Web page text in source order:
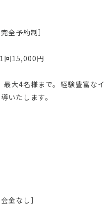
全予約制］
15,000円
大4名様まで。経験豊富な
いたします。
金なし］